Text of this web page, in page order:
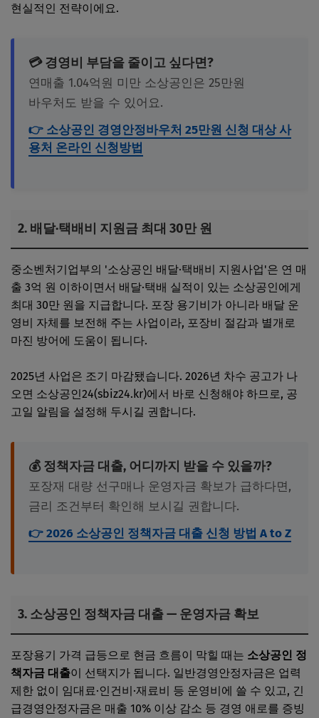
현실적인 전략이에요.
💳 경영비 부담을 줄이고 싶다면?
연매출 1.04억원 미만 소상공인은 25만원
바우처도 받을 수 있어요.
👉 소상공인 경영안정바우처 25만원 신청 대상 사
용처 온라인 신청방법
2. 배달·택배비 지원금 최대 30만 원
중소벤처기업부의 '소상공인 배달·택배비 지원사업'은 연 매
출 3억 원 이하이면서 배달·택배 실적이 있는 소상공인에게
최대 30만 원을 지급합니다. 포장 용기비가 아니라 배달 운
영비 자체를 보전해 주는 사업이라, 포장비 절감과 별개로
마진 방어에 도움이 됩니다.
2025년 사업은 조기 마감됐습니다. 2026년 차수 공고가 나
오면 소상공인24(sbiz24.kr)에서 바로 신청해야 하므로, 공
고일 알림을 설정해 두시길 권합니다.
💰 정책자금 대출, 어디까지 받을 수 있을까?
포장재 대량 선구매나 운영자금 확보가 급하다면,
금리 조건부터 확인해 보시길 권합니다.
👉 2026 소상공인 정책자금 대출 신청 방법 A to Z
3. 소상공인 정책자금 대출 — 운영자금 확보
포장용기 가격 급등으로 현금 흐름이 막힐 때는 소상공인 정
책자금 대출이 선택지가 됩니다. 일반경영안정자금은 업력
제한 없이 임대료·인건비·재료비 등 운영비에 쓸 수 있고, 긴
급경영안정자금은 매출 10% 이상 감소 등 경영 애로를 증빙